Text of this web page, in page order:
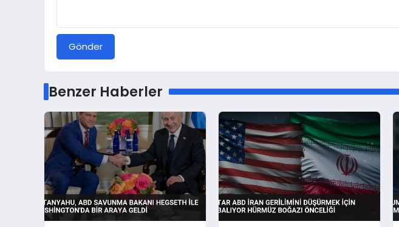
Gönder
Benzer Haberler